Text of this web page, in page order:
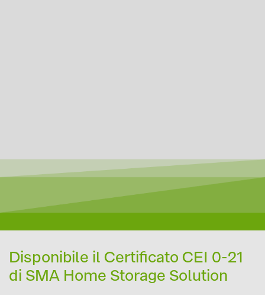
Disponibile il Certificato CEI 0-21
di SMA Home Storage Solution